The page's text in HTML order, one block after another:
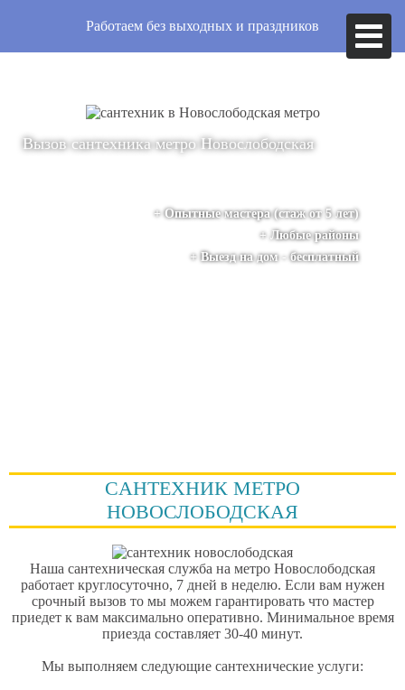
Работаем без выходных и праздников
Вызов сантехникаметро Новослободская
+ Опытные мастера (стаж от 5 лет)
+ Любые районы
+ Выезд на дом - бесплатный
CАНТЕХНИК МЕТРО
НОВОСЛОБОДСКАЯ
Наша сантехническая служба на метро Новослободская
работает круглосуточно, 7 дней в неделю. Если вам нужен
срочный вызов то мы можем гарантировать что мастер
приедет к вам максимально оперативно. Минимальное время
приезда составляет 30-40 минут.
Мы выполняем следующие сантехнические услуги: